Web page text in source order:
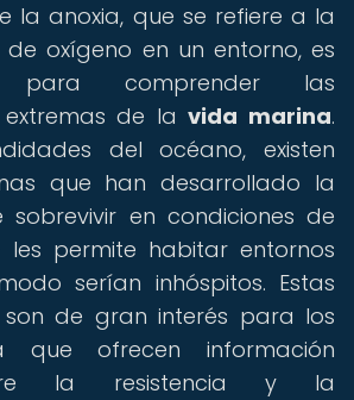
la anoxia, que se refiere a la
oxígeno en un entorno, es
para comprender las
extremas de lavida marina.
del océano, existen
que han desarrollado la
en condiciones de
les permite habitar entornos
serían inhóspitos. Estas
de gran interés para los
que ofrecen información
la resistencia y la